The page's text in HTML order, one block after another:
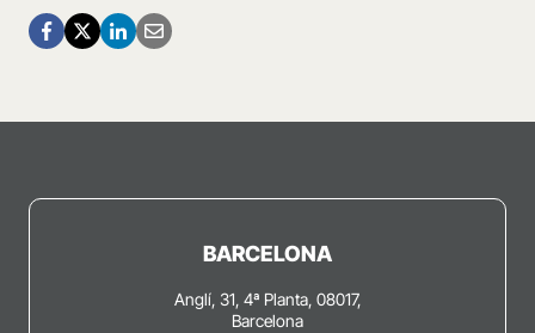
BARCELONA
Anglí, 31, 4ª Planta, 08017,
Barcelona